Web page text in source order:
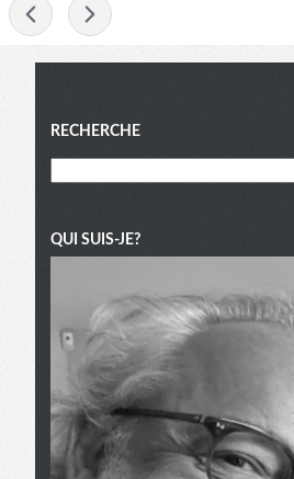
Menu
RECHERCHE
QUI SUIS-JE?